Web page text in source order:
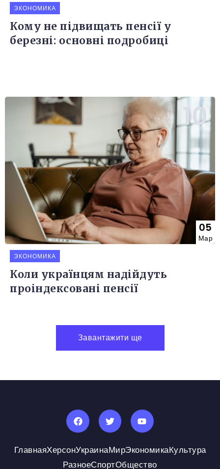
ЭКОНОМИКА
Кому не підвищать пенсії у
березні: основні подробиці
05
Мар
ЭКОНОМИКА
Коли українцям надійдуть
проіндексовані пенсії
Завантажити ще
ГлавнаяХерсонУкраинаМирЭкономикаКультура
РазноеСпортОбщество